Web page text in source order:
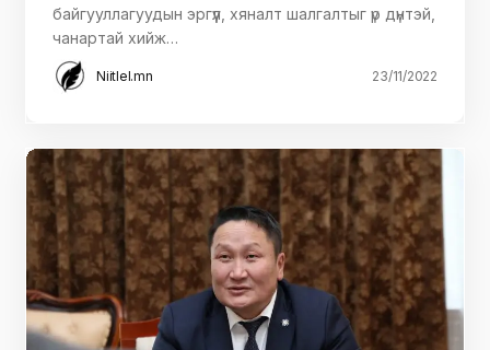
байгууллагуудын эргүүл, хяналт шалгалтыг үр дүнтэй,
чанартай хийж…
Niitlel.mn 23/11/2022